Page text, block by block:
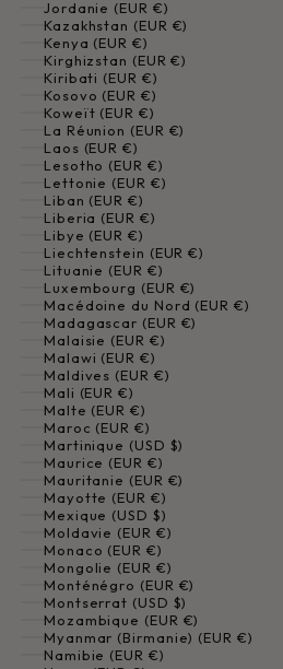
Jordanie (EUR €)
Kazakhstan (EUR €)
Kenya (EUR €)
Kirghizstan (EUR €)
Kiribati (EUR €)
Kosovo (EUR €)
Koweït (EUR €)
La Réunion (EUR €)
Laos (EUR €)
Lesotho (EUR €)
Lettonie (EUR €)
Liban (EUR €)
Liberia (EUR €)
Libye (EUR €)
Liechtenstein (EUR €)
Lituanie (EUR €)
Luxembourg (EUR €)
Macédoine du Nord (EUR €)
Madagascar (EUR €)
Malaisie (EUR €)
Malawi (EUR €)
Maldives (EUR €)
Mali (EUR €)
Malte (EUR €)
Maroc (EUR €)
Martinique (USD $)
Maurice (EUR €)
Mauritanie (EUR €)
Mayotte (EUR €)
Mexique (USD $)
Moldavie (EUR €)
Monaco (EUR €)
Mongolie (EUR €)
Monténégro (EUR €)
Montserrat (USD $)
Mozambique (EUR €)
Myanmar (Birmanie) (EUR €)
Namibie (EUR €)